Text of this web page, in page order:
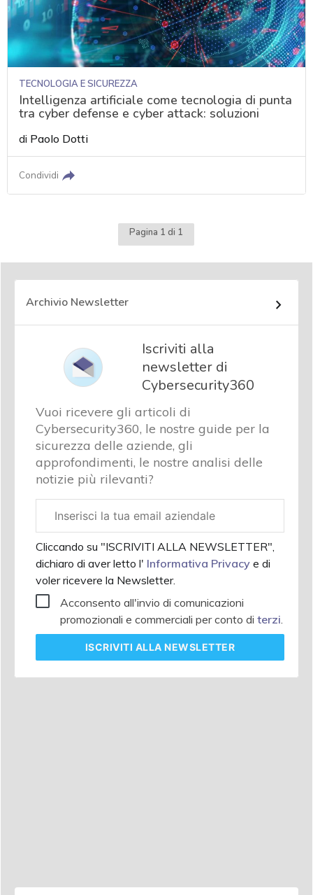
TECNOLOGIA E SICUREZZA
Intelligenza artificiale come tecnologia di punta
tra cyber defense e cyber attack: soluzioni
di Paolo Dotti
Condividi
Pagina 1 di 1
Archivio Newsletter
Iscriviti alla
newsletter di
Cybersecurity360
Vuoi ricevere gli articoli di
Cybersecurity360, le nostre guide per la
sicurezza delle aziende, gli
approfondimenti, le nostre analisi delle
notizie più rilevanti?
aziendale
Cliccando su "ISCRIVITI ALLA NEWSLETTER",
dichiaro di aver letto l' Informativa Privacy e di
voler ricevere la Newsletter.
Acconsento all'invio di comunicazioni
promozionali e commerciali per conto di terzi.
ISCRIVITI ALLA NEWSLETTER